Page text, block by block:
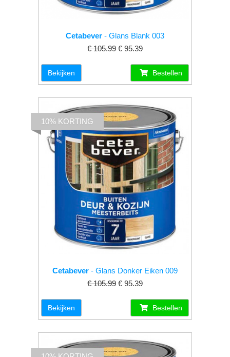
Cetabever - Glans Blank 003
€ 105.99 € 95.39
Bekijken Bestellen
Cetabever - Glans Donker Eiken 009
€ 105.99 € 95.39
10% KORTING
Bekijken Bestellen